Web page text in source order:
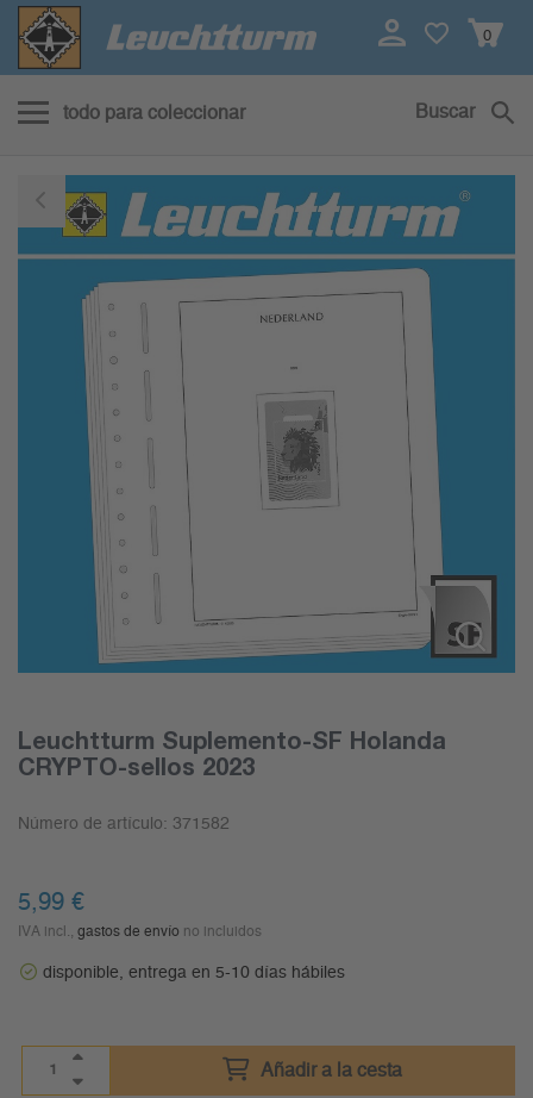
0
todo para coleccionar Buscar
Leuchtturm Suplemento-SF Holanda
CRYPTO-sellos 2023
Número de artículo: 371582
5,99 €
IVA incl., gastos de envío no incluidos
disponible, entrega en 5-10 días hábiles
Añadir a la cesta